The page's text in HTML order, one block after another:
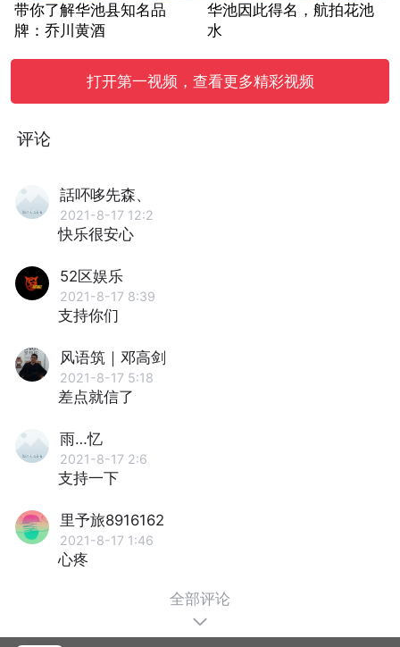
带你了解华池县知名品
牌：乔川黄酒
华池因此得名，航拍花池
水
打开第一视频，查看更多精彩视频
评论
話吥哆先森、
2021-8-17 12:2
快乐很安心
52区娱乐
2021-8-17 8:39
支持你们
风语筑｜邓高剑
2021-8-17 5:18
差点就信了
雨…忆
2021-8-17 2:6
支持一下
里予旅8916162
2021-8-17 1:46
心疼
全部评论